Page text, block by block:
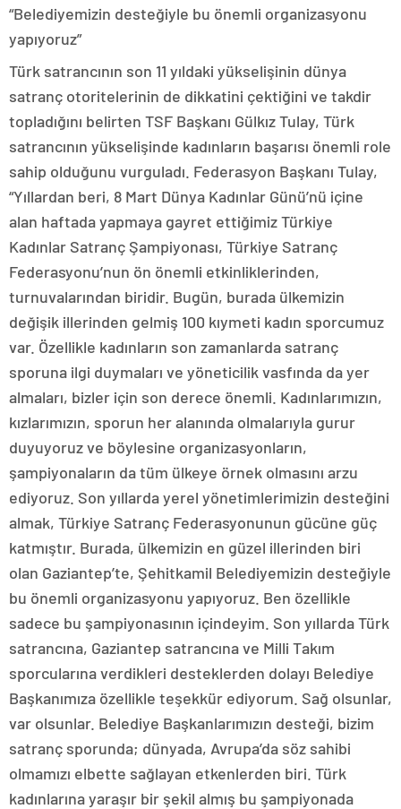
“Belediyemizin desteğiyle bu önemli organizasyonu
yapıyoruz”
Türk satrancının son 11 yıldaki yükselişinin dünya
satranç otoritelerinin de dikkatini çektiğini ve takdir
topladığını belirten TSF Başkanı Gülkız Tulay, Türk
satrancının yükselişinde kadınların başarısı önemli role
sahip olduğunu vurguladı. Federasyon Başkanı Tulay,
“Yıllardan beri, 8 Mart Dünya Kadınlar Günü’nü içine
alan haftada yapmaya gayret ettiğimiz Türkiye
Kadınlar Satranç Şampiyonası, Türkiye Satranç
Federasyonu’nun ön önemli etkinliklerinden,
turnuvalarından biridir. Bugün, burada ülkemizin
değişik illerinden gelmiş 100 kıymeti kadın sporcumuz
var. Özellikle kadınların son zamanlarda satranç
sporuna ilgi duymaları ve yöneticilik vasfında da yer
almaları, bizler için son derece önemli. Kadınlarımızın,
kızlarımızın, sporun her alanında olmalarıyla gurur
duyuyoruz ve böylesine organizasyonların,
şampiyonaların da tüm ülkeye örnek olmasını arzu
ediyoruz. Son yıllarda yerel yönetimlerimizin desteğini
almak, Türkiye Satranç Federasyonunun gücüne güç
katmıştır. Burada, ülkemizin en güzel illerinden biri
olan Gaziantep’te, Şehitkamil Belediyemizin desteğiyle
bu önemli organizasyonu yapıyoruz. Ben özellikle
sadece bu şampiyonasının içindeyim. Son yıllarda Türk
satrancına, Gaziantep satrancına ve Milli Takım
sporcularına verdikleri desteklerden dolayı Belediye
Başkanımıza özellikle teşekkür ediyorum. Sağ olsunlar,
var olsunlar. Belediye Başkanlarımızın desteği, bizim
satranç sporunda; dünyada, Avrupa’da söz sahibi
olmamızı elbette sağlayan etkenlerden biri. Türk
kadınlarına yaraşır bir şekil almış bu şampiyonada